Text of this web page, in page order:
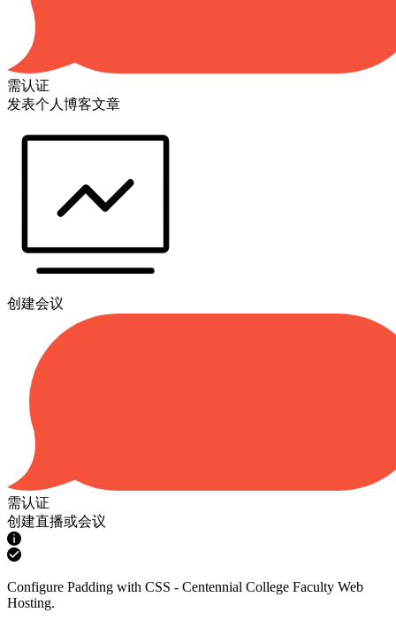
需认证
发表个人博客文章
创建会议
需认证
创建直播或会议
Configure Padding with CSS - Centennial College Faculty Web
Hosting.